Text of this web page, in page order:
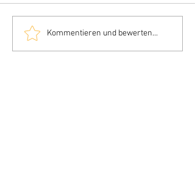
Kommentieren und bewerten...